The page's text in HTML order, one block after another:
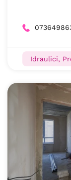
Idraulici,